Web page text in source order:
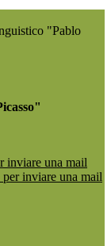
"Pablo
inviare una mail
inviare una mail